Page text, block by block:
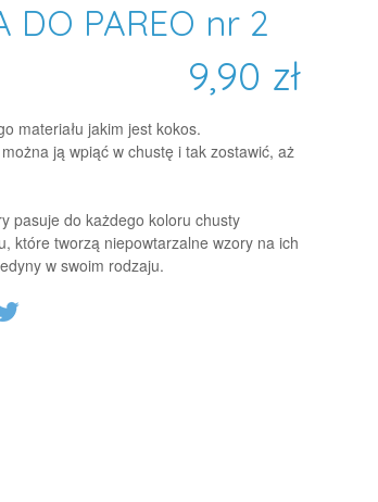
DO PAREO nr 2
9,90 zł
materiału jakim jest kokos.
ją wpiąć w chustę i tak zostawić, aż
pasuje do każdego koloru chusty
które tworzą niepowtarzalne wzory na ich
w swoim rodzaju.